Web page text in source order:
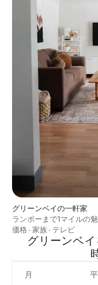
グリーンベイの一軒家
ランボーまで1マイルの
価格 · 家族 · テレビ
グリーンベ
月